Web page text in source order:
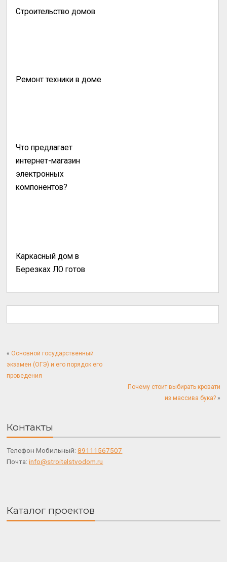
Строительство домов
Ремонт техники в доме
Что предлагает
интернет-магазин
электронных
компонентов?
Каркасный дом в
Березках ЛО готов
« Основной государственный
экзамен (ОГЭ) и его порядок его
проведения
Почему стоит выбирать кровати
из массива бука?»
Контакты
Телефон Мобильный:89111567507
Почта:info@stroitelstvodom.ru
Каталог проектов